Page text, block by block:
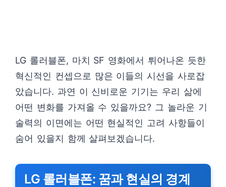
LG 롤러블폰, 마치 SF 영화에서 튀어나온 듯한
혁신적인 컨셉으로 많은 이들의 시선을 사로잡
았습니다. 과연 이 신비로운 기기는 우리 삶에
어떤 변화를 가져올 수 있을까요? 그 놀라운 기
술력의 이면에는 어떤 현실적인 고려 사항들이
숨어 있을지 함께 살펴보겠습니다.
LG 롤러블폰: 꿈과 현실의 경계